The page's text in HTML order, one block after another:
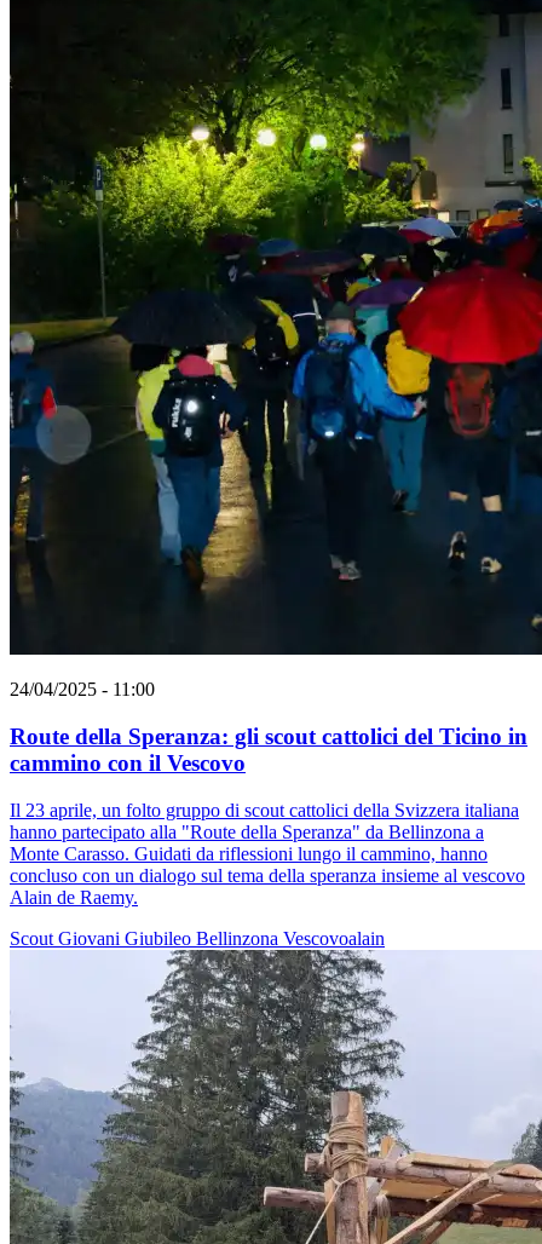
24/04/2025 - 11:00
Route della Speranza: gli scout cattolici del Ticino in
cammino con il Vescovo
Il 23 aprile, un folto gruppo di scout cattolici della Svizzera italiana
hanno partecipato alla "Route della Speranza" da Bellinzona a
Monte Carasso. Guidati da riflessioni lungo il cammino, hanno
concluso con un dialogo sul tema della speranza insieme al vescovo
Alain de Raemy.
Scout Giovani Giubileo Bellinzona Vescovoalain